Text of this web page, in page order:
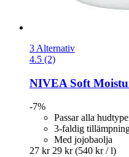
3 Alternativ
4.5 (2)
NIVEA Soft
-7%
Passar alla
3-faldig
Med jojobaolja
27 kr 29 kr (540 kr / l)